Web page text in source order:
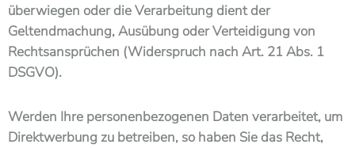
überwiegen oder die Verarbeitung dient der
Geltendmachung, Ausübung oder Verteidigung von
Rechtsansprüchen (Widerspruch nach Art. 21 Abs. 1
DSGVO).
Werden Ihre personenbezogenen Daten verarbeitet, um
Direktwerbung zu betreiben, so haben Sie das Recht,